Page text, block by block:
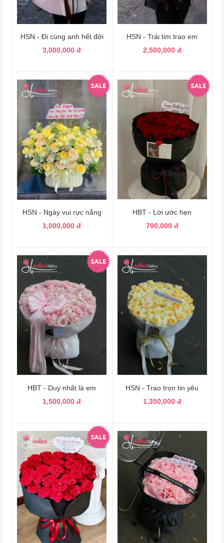
HSN - Đi cùng anh hết đời
3,000,000 đ
HSN - Trái tim trao em
2,500,000 đ
HSN - Ngày vui rực nắng
1,000,000 đ
HBT - Lời ước hẹn
700,000 đ
HBT - Duy nhất là em
1,500,000 đ
HSN - Trao trọn tin yêu
1,350,000 đ